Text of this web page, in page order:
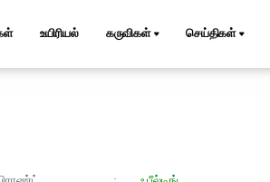
உயிரியல் கருவிகள் செய்திகள்